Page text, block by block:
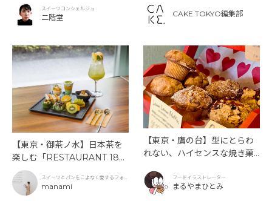
ー》を味わうスイーツコンシェルジュ
二階堂 CAKE.TOKYO編集部
【東京・御茶ノ水】日本茶を
楽しむ「RESTAURANT 189
9 OCHANOMIZU」の抹茶ア
フタヌーンティーと新作クリ
ームソーダ
スイーツとパンをこよなく愛するフォト
グラファー
manami
【東京・鷹の台】型にとらわ
れない、ハイセンスな焼き菓
フードイラストレーター
まるやまひとみ